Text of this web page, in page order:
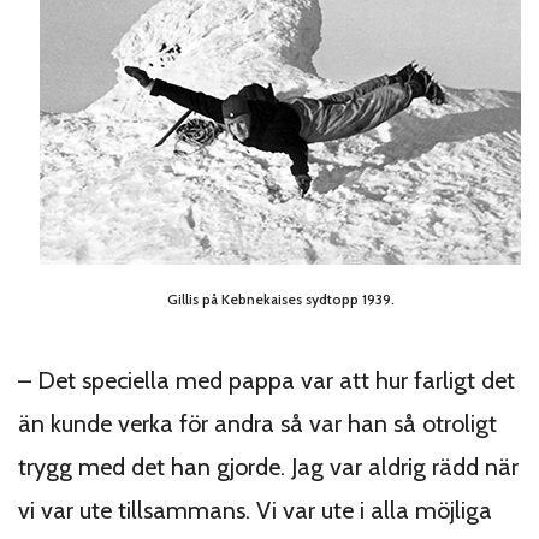
Gillis på Kebnekaises sydtopp 1939.
– Det speciella med pappa var att hur farligt det
än kunde verka för andra så var han så otroligt
trygg med det han gjorde. Jag var aldrig rädd när
vi var ute tillsammans. Vi var ute i alla möjliga